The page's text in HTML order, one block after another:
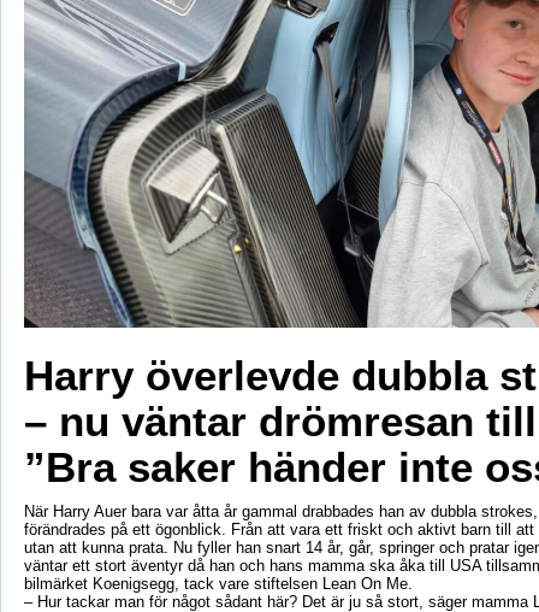
Harry överlevde dubbla
– nu väntar drömresan
”Bra saker händer inte
När Harry Auer bara var åtta år gammal drabbades han av dubbla
förändrades på ett ögonblick. Från att vara ett friskt och aktivt barn till
utan att kunna prata. Nu fyller han snart 14 år, går, springer och pratar
väntar ett stort äventyr då han och hans mamma ska åka till USA
bilmärket Koenigsegg, tack vare stiftelsen Lean On Me.
– Hur tackar man för något sådant här? Det är ju så stort, säger mamma